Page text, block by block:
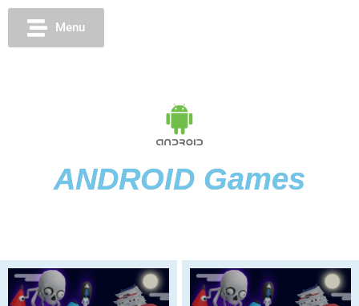
Menu
ANDROID Games